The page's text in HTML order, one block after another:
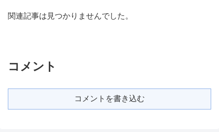
関連記事は見つかりませんでした。
コメント
コメントを書き込む